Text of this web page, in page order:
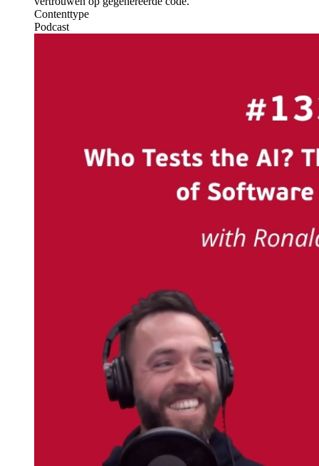
Contenttype
Podcast